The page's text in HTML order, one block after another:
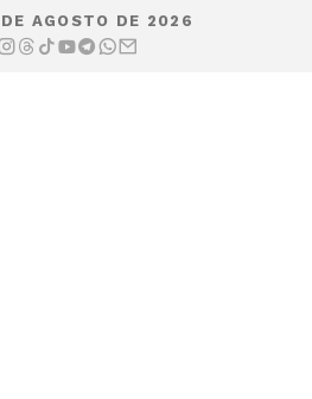
AGOSTO DE 2026